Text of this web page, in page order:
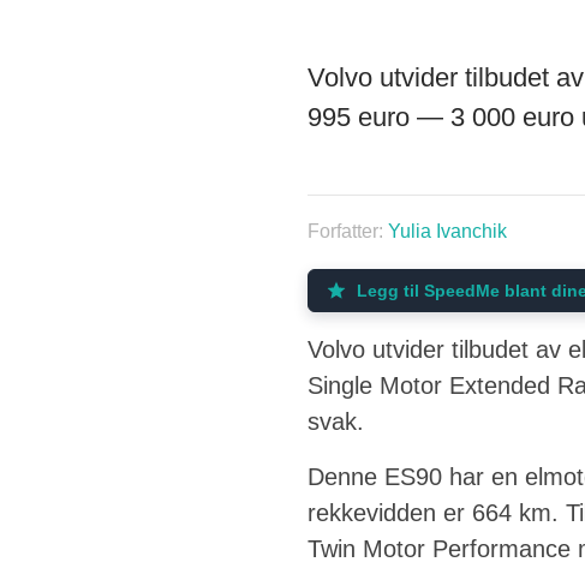
Volvo utvider tilbudet
995 euro — 3 000 euro
Forfatter: Yulia Ivanchik
Legg til SpeedMe blant
Volvo utvider tilbudet av
Single Motor Extended
svak.
Denne ES90 har en
rekkevidden er 664 km.
Twin Motor Performance